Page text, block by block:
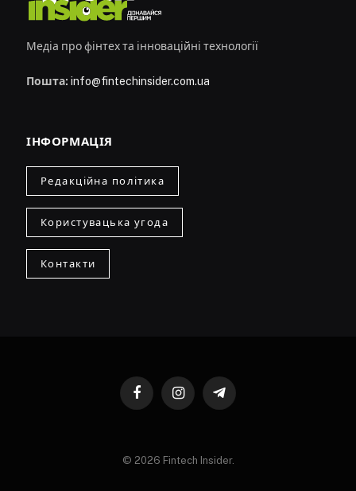
Медіа про фінтех та інноваційні технології
Пошта: info@fintechinsider.com.ua
ІНФОРМАЦІЯ
Редакційна політика
Користувацька угода
Контакти
FacebookInstagramTelegram
© 2026 Fintech Insider.